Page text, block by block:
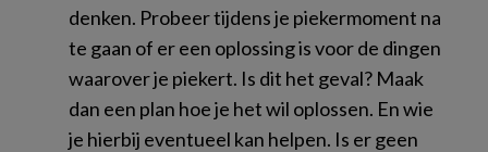
denken. Probeer tijdens je piekermoment na
te gaan of er een oplossing is voor de dingen
waarover je piekert. Is dit het geval? Maak
dan een plan hoe je het wil oplossen. En wie
je hierbij eventueel kan helpen. Is er geen